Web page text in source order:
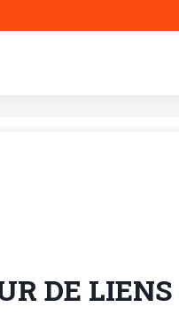
DE LIENS